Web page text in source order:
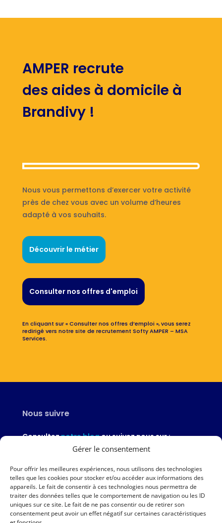
Gérer le consentement
Pour offrir les meilleures expériences, nous utilisons des technologies
telles que les cookies pour stocker et/ou accéder aux informations des
appareils. Le fait de consentir à ces technologies nous permettra de
traiter des données telles que le comportement de navigation ou les ID
uniques sur ce site. Le fait de ne pas consentir ou de retirer son
consentement peut avoir un effet négatif sur certaines caractéristiques
AMPER recrute
des aides à domicile à
Brandivy !
Nous vous permettons d’exercer votre activité
près de chez vous avec un volume d’heures
adapté à vos souhaits.
Découvrir le métier
Consulter nos offres d'emploi
En cliquant sur « Consulter nos offres d’emploi », vous serez
redirigé vers notre site de recrutement Softy AMPER – MSA
Services.
Nous suivre
Consulteznotre blogou suivez nous sur :
Nous contacter
02 97 46 51 97